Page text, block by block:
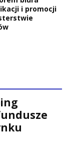
i promocji